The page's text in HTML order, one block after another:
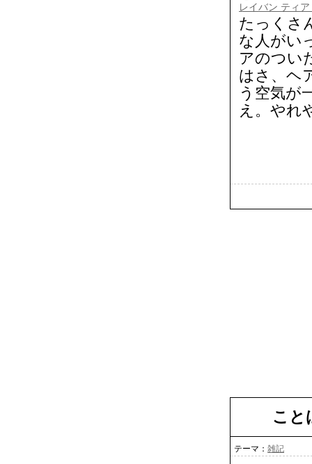
レイバン ティ
たっくさ
な人がい
アのつい
はさ、ヘ
う空気が
え。やれ
こと
テーマ： 雑記